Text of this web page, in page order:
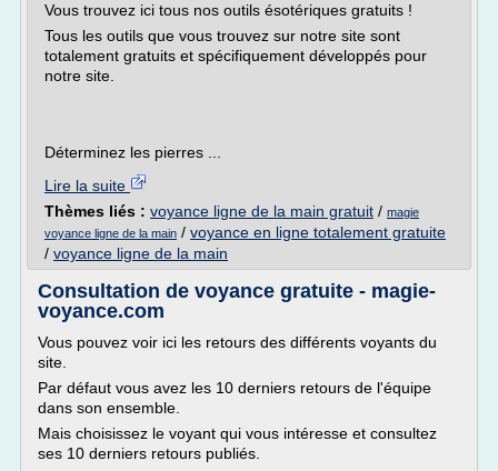
Vous trouvez ici tous nos outils ésotériques gratuits !
Tous les outils que vous trouvez sur notre site sont
totalement gratuits et spécifiquement développés pour
notre site.
Déterminez les pierres ...
Lire la suite
Thèmes liés : voyance ligne de la main gratuit / magie
voyance ligne de la main / voyance en ligne totalement gratuite
/ voyance ligne de la main
Consultation de voyance gratuite - magie-
voyance.com
Vous pouvez voir ici les retours des différents voyants du
site.
Par défaut vous avez les 10 derniers retours de l'équipe
dans son ensemble.
Mais choisissez le voyant qui vous intéresse et consultez
ses 10 derniers retours publiés.